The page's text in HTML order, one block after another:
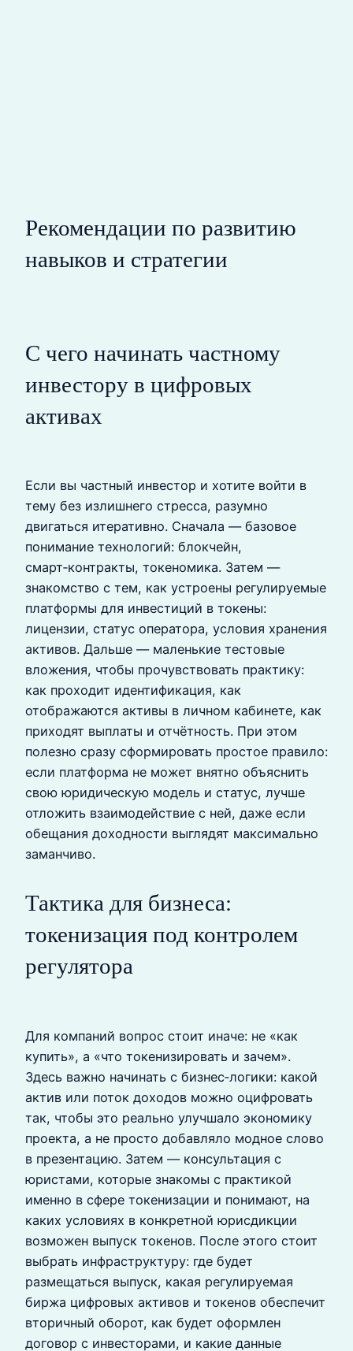
Рекомендации по развитию
навыков и стратегии
С чего начинать частному
инвестору в цифровых
активах
Если вы частный инвестор и хотите войти в
тему без излишнего стресса, разумно
двигаться итеративно. Сначала — базовое
понимание технологий: блокчейн,
смарт‑контракты, токеномика. Затем —
знакомство с тем, как устроены регулируемые
платформы для инвестиций в токены:
лицензии, статус оператора, условия хранения
активов. Дальше — маленькие тестовые
вложения, чтобы прочувствовать практику:
как проходит идентификация, как
отображаются активы в личном кабинете, как
приходят выплаты и отчётность. При этом
полезно сразу сформировать простое правило:
если платформа не может внятно объяснить
свою юридическую модель и статус, лучше
отложить взаимодействие с ней, даже если
обещания доходности выглядят максимально
заманчиво.
Тактика для бизнеса:
токенизация под контролем
регулятора
Для компаний вопрос стоит иначе: не «как
купить», а «что токенизировать и зачем».
Здесь важно начинать с бизнес‑логики: какой
актив или поток доходов можно оцифровать
так, чтобы это реально улучшало экономику
проекта, а не просто добавляло модное слово
в презентацию. Затем — консультация с
юристами, которые знакомы с практикой
именно в сфере токенизации и понимают, на
каких условиях в конкретной юрисдикции
возможен выпуск токенов. После этого стоит
выбрать инфраструктуру: где будет
размещаться выпуск, какая регулируемая
биржа цифровых активов и токенов обеспечит
вторичный оборот, как будет оформлен
договор с инвесторами, и какие данные